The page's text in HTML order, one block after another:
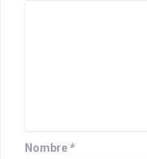
Nombre*